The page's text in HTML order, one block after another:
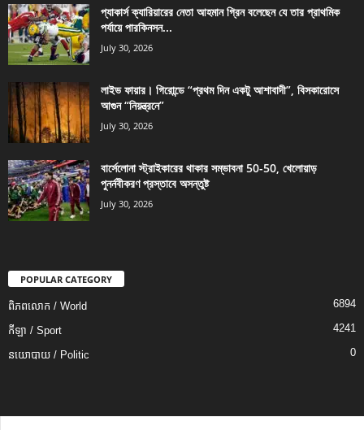
প্যাকার্স ক্যারিয়ারের নেতা আহমান গ্রিন বলেছেন যে তার প্রাথমিক
পর্যায়ে পারকিনসন...
July 30, 2026
লাইভ ফায়ার। গিরোন্ডে “প্রথম দিন একটু আশাবাদী”, বিসকারোসে
আগুন “নিয়ন্ত্রনে”
July 30, 2026
বার্সেলোনা স্ট্রাইকারের থাকার সম্ভাবনা 50-50, খেলোয়াড়
পুনর্নবীকরণ প্রস্তাবে অসন্তুষ্ট
July 30, 2026
POPULAR CATEGORY
ពិភពលោក / World 6894
កីឡា / Sport 4241
នយោបាយ / Politic 0